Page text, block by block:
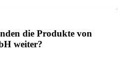
die Produkte von
weiter?